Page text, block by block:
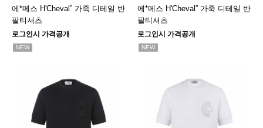
에*메스 H'Cheval” 가죽 디테일 반
팔티셔츠
로그인시 가격공개
NEW
에*메스 H'Cheval” 가죽 디테일 반
팔티셔츠
로그인시 가격공개
NEW